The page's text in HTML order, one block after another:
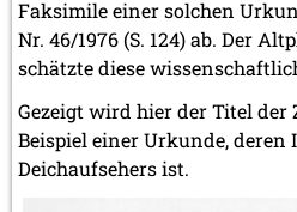
Faksimile einer solchen
Nr. 46/1976 (S. 124) ab. Der
schätzte diese
Gezeigt wird hier der Titel
Beispiel einer Urkunde, deren
Deichaufsehers ist.